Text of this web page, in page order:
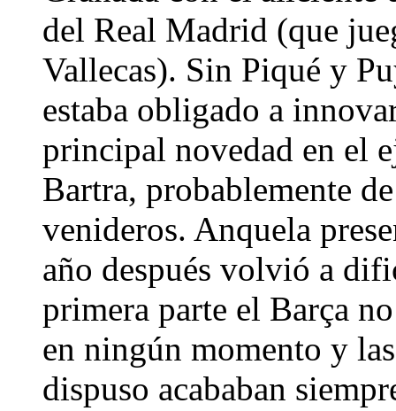
del Real Madrid (que
Vallecas). Sin Piqué y
estaba obligado a
principal novedad en el
Bartra, probablemente
venideros. Anquela
año después volvió a
primera parte el Barça
en ningún momento y
dispuso acababan